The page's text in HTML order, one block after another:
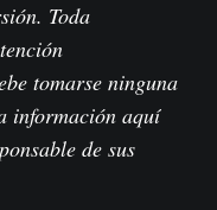
Toda
tomarse ninguna
información aquí
de sus